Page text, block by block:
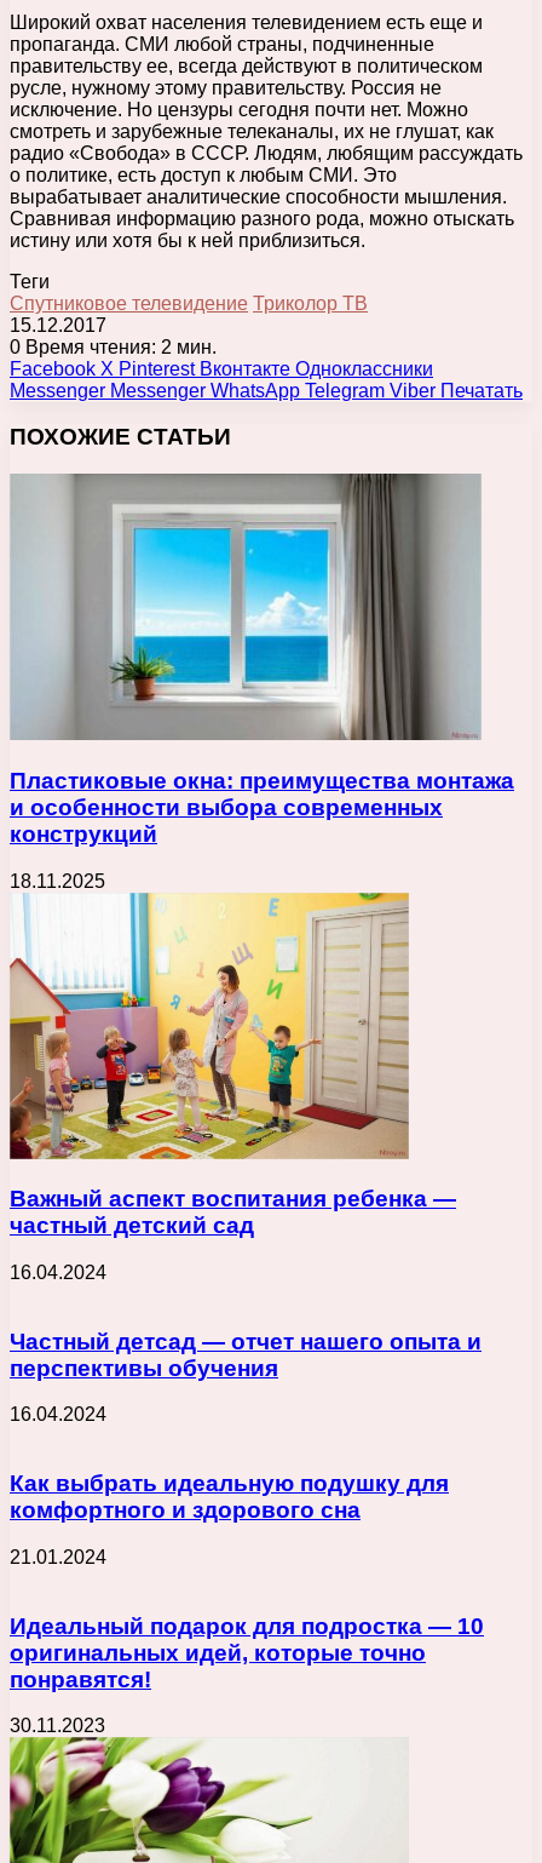
Широкий охват населения телевидением есть еще и
пропаганда. СМИ любой страны, подчиненные
правительству ее, всегда действуют в политическом
русле, нужному этому правительству. Россия не
исключение. Но цензуры сегодня почти нет. Можно
смотреть и зарубежные телеканалы, их не глушат, как
радио «Свобода» в СССР. Людям, любящим рассуждать
о политике, есть доступ к любым СМИ. Это
вырабатывает аналитические способности мышления.
Сравнивая информацию разного рода, можно отыскать
истину или хотя бы к ней приблизиться.
Теги
Спутниковое телевидение Триколор ТВ
15.12.2017
0 Время чтения: 2 мин.
Facebook X Pinterest Вконтакте Одноклассники
Messenger Messenger WhatsApp Telegram Viber Печатать
ПОХОЖИЕ СТАТЬИ
Пластиковые окна: преимущества монтажа
и особенности выбора современных
конструкций
18.11.2025
Важный аспект воспитания ребенка —
частный детский сад
16.04.2024
Частный детсад — отчет нашего опыта и
перспективы обучения
16.04.2024
Как выбрать идеальную подушку для
комфортного и здорового сна
21.01.2024
Идеальный подарок для подростка — 10
оригинальных идей, которые точно
понравятся!
30.11.2023